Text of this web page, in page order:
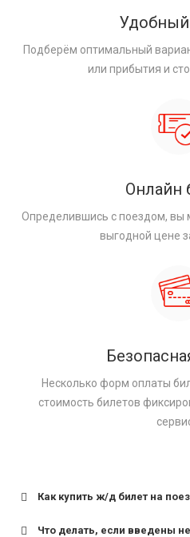
Подберём оптимальный
или прибытия и
Онлайн
Определившись с поездом, вы
выгодной цене
Несколько форм оплаты
стоимость билетов
Как купить ж/д билет на
Что делать, если введены